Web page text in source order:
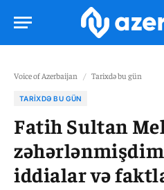
Voice of Azerbaijan / Tarixdə bu gün
TARIXDƏ BU GÜN
Fatih Sultan
iddialar və